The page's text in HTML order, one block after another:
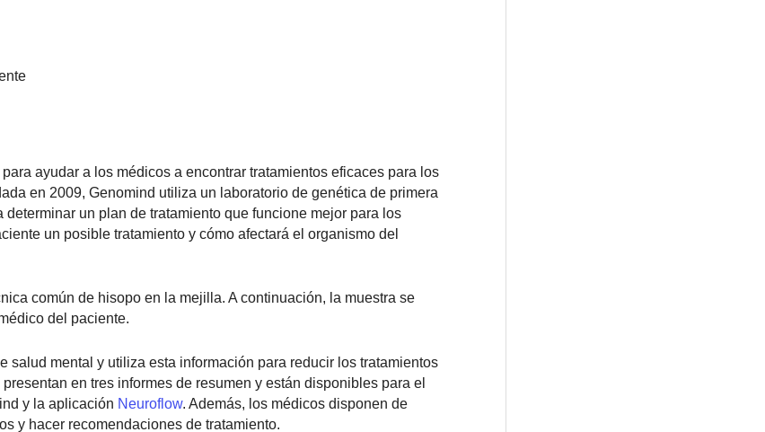
ayudar a los médicos a encontrar tratamientos eficaces para los
en 2009, Genomind utiliza un laboratorio de genética de primera
un plan de tratamiento que funcione mejor para los
un posible tratamiento y cómo afectará el organismo del
común de hisopo en la mejilla. A continuación, la muestra se
del paciente.
mental y utiliza esta información para reducir los tratamientos
en tres informes de resumen y están disponibles para el
y la aplicación Neuroflow. Además, los médicos disponen de
y hacer recomendaciones de tratamiento.